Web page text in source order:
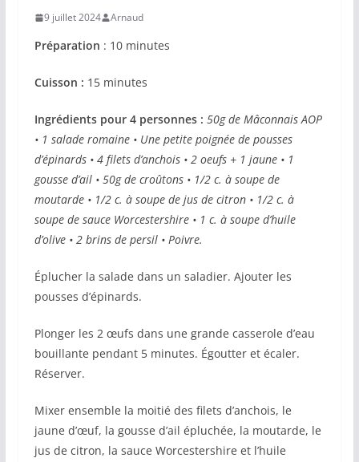
9 juillet 2024 Arnaud
Préparation : 10 minutes
Cuisson : 15 minutes
Ingrédients pour 4 personnes : 50g de Mâconnais AOP
• 1 salade romaine • Une petite poignée de pousses
d’épinards • 4 filets d’anchois • 2 oeufs + 1 jaune • 1
gousse d’ail • 50g de croûtons • 1/2 c. à soupe de
moutarde • 1/2 c. à soupe de jus de citron • 1/2 c. à
soupe de sauce Worcestershire • 1 c. à soupe d’huile
d’olive • 2 brins de persil • Poivre.
Éplucher la salade dans un saladier. Ajouter les
pousses d’épinards.
Plonger les 2 œufs dans une grande casserole d’eau
bouillante pendant 5 minutes. Égoutter et écaler.
Réserver.
Mixer ensemble la moitié des filets d’anchois, le
jaune d’œuf, la gousse d’ail épluchée, la moutarde, le
jus de citron, la sauce Worcestershire et l’huile